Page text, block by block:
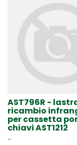
AST796R -
ricambio
per cassetta
chiavi AST1212
-